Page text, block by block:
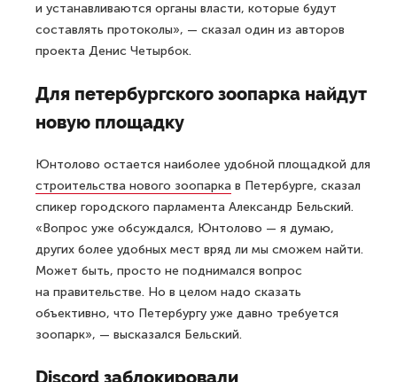
и устанавливаются органы власти, которые будут
составлять протоколы», — сказал один из авторов
проекта Денис Четырбок.
Для петербургского зоопарка найдут
новую площадку
Юнтолово остается наиболее удобной площадкой для
строительства нового зоопарка в Петербурге, сказал
спикер городского парламента Александр Бельский.
«Вопрос уже обсуждался, Юнтолово — я думаю,
других более удобных мест вряд ли мы сможем найти.
Может быть, просто не поднимался вопрос
на правительстве. Но в целом надо сказать
объективно, что Петербургу уже давно требуется
зоопарк», — высказался Бельский.